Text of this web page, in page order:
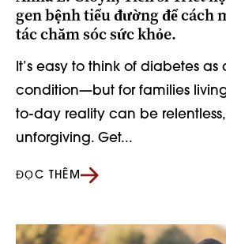
gen bệnh tiểu đường để cách
tác chăm sóc sức khỏe.
It’s easy to think of diabetes
condition—but for families
to-day reality can be
unforgiving. Get...
ĐỌC THÊM